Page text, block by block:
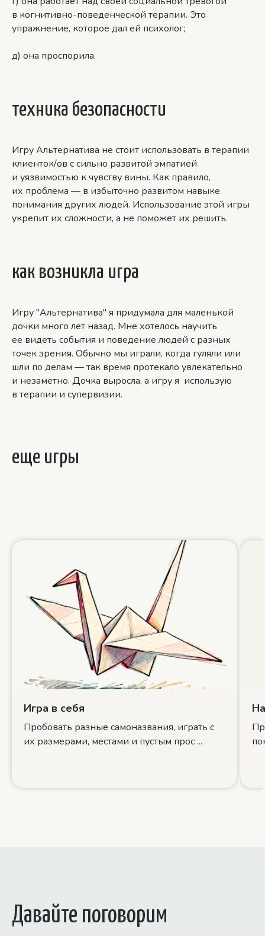
в когнитивно-поведенческой терапии. Это
упражнение, которое дал ей психолог;
д) она проспорила.
техника безопасности
Игру Альтернатива не стоит использовать в терапии
клиенток/ов с сильно развитой эмпатией
и уязвимостью к чувству вины. Как правило,
их проблема — в избыточно развитом навыке
понимания других людей. Использование этой игры
укрепит их сложности, а не поможет их решить.
как возникла игра
Игру "Альтернатива" я придумала для маленькой
дочки много лет назад. Мне хотелось научить
ее видеть события и поведение людей с разных
точек зрения. Обычно мы играли, когда гуляли или
шли по делам — так время протекало увлекательно
и незаметно. Дочка выросла, а игру я использую
в терапии и супервизии.
еще игры
Игра в себя
Пробовать разные самоназвания, играть с
их размерами, местами и пустым прос ...
Давайте поговорим